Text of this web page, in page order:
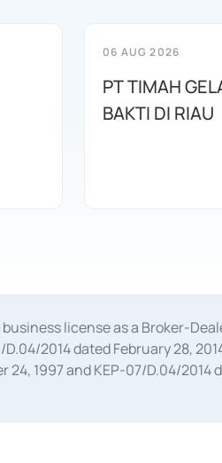
06 AUG 2026
PT TIMAH
BAKTI DI RIAU
license as a Broker-
D.04/2014 dated February 28,
24, 1997 and KEP-07/D.04/
on the decree of the